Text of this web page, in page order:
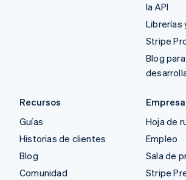
la API
Librerías
Stripe
Blog para
Recursos
Guías
Historias de clientes
Blog
Comunidad
Empresa
Hoja de
Empleo
Sala de
Stripe